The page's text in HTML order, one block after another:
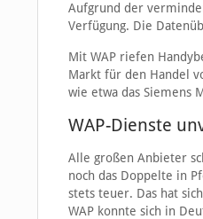
Aufgrund der
Verfügung. Die
Mit WAP riefen
Markt für den Handel
wie etwa das Siemens
WAP-Dienste
Alle großen Anbieter
noch das Doppelte in
stets teuer. Das hat
WAP konnte sich in